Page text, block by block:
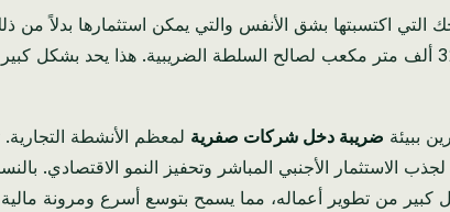
اكتسبتها بشق الأنفس والتي يمكن استثمارها بدلاً من
المواهب أو توسيع عملياتك. هذا يعني أنه مقابل كل مليون متر مكعب من الأرباح التي تحققها شركتك، يتم اقتطاع 320 ألف متر مكعب لصالح
ببيئة ضريبة دخل شركات صفرية لمعظم الأنشطة
الاستثمار الأجنبي المباشر وتحفيز النمو الاقتصادي.